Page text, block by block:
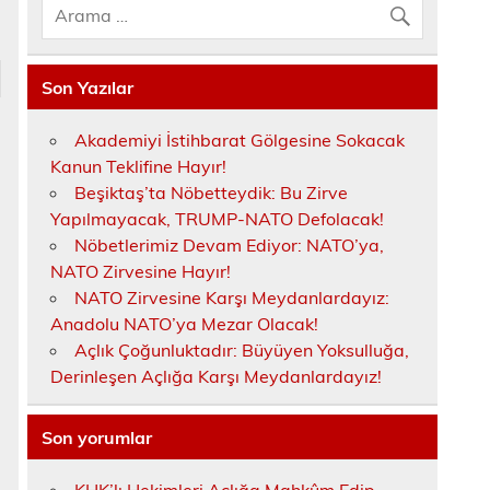
Son Yazılar
Akademiyi İstihbarat Gölgesine Sokacak
Kanun Teklifine Hayır!
Beşiktaş’ta Nöbetteydik: Bu Zirve
Yapılmayacak, TRUMP-NATO Defolacak!
Nöbetlerimiz Devam Ediyor: NATO’ya,
NATO Zirvesine Hayır!
NATO Zirvesine Karşı Meydanlardayız:
Anadolu NATO’ya Mezar Olacak!
Açlık Çoğunluktadır: Büyüyen Yoksulluğa,
Derinleşen Açlığa Karşı Meydanlardayız!
Son yorumlar